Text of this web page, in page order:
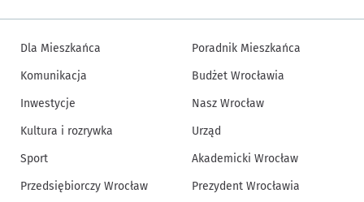
Dla Mieszkańca
Komunikacja
Inwestycje
Kultura i rozrywka
Sport
Przedsiębiorczy Wrocław
Poradnik Mieszkańca
Budżet Wrocławia
Nasz Wrocław
Urząd
Akademicki Wrocław
Prezydent Wrocławia